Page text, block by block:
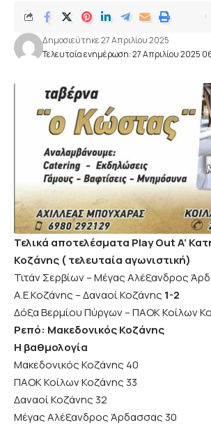
Τελευταία ενημέρωση: 27 Απριλίου 2025
Δημοσιεύτηκε 27 Απριλίου 2025
Τελικά αποτελέσματα Play Out A’
Κοζάνης ( τελευταία αγωνιστική)
Τιτάν Σερβίων – Μέγας Αλέξανδρος
Α.Ε.Κοζάνης – Δαναοί Κοζάνης 1-2
Δόξα Βερμίου Πύργων – ΠΑΟΚ Κοίλων
Ρεπό: Μακεδονικός Κοζάνης
Η βαθμολογία
Μακεδονικός Κοζάνης 40
ΠΑΟΚ Κοίλων Κοζάνης 33
Δαναοί Κοζάνης 32
Μέγας Αλέξανδρος Άρδασσας 30